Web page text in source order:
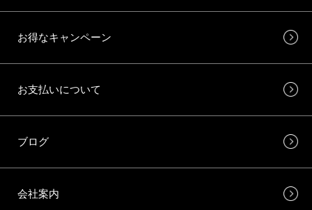
お得なキャンペーン
お支払いについて
ブログ
会社案内